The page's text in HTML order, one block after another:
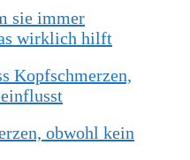
sie immer
wirklich hilft
Kopfschmerzen,
obwohl kein